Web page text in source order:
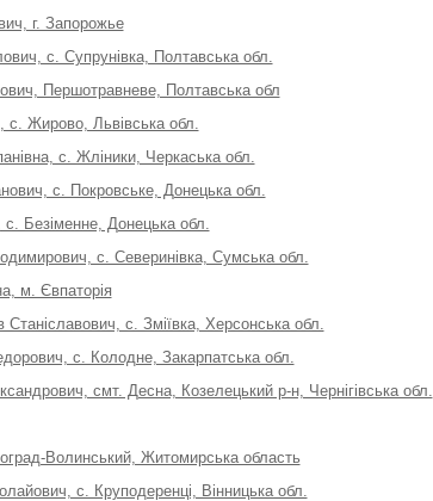
г. Запорожье
с. Супрунівка, Полтавська обл.
Першотравневе, Полтавська обл
с. Жирово, Львівська обл.
с. Жліники, Черкаська обл.
с. Покровське, Донецька обл.
с. Безіменне, Донецька обл.
с. Северинівка, Сумська обл.
м. Євпаторія
Станіславович, с. Зміївка, Херсонська обл.
с. Колодне, Закарпатська обл.
смт. Десна, Козелецький р-н, Чернігівська обл.
Волинський, Житомирська область
с. Круподеренці, Вінницька обл.